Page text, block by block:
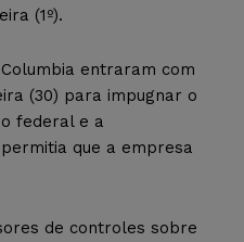
(1º).
entraram com
(30) para impugnar o
federal e a
que a empresa
de controles sobre